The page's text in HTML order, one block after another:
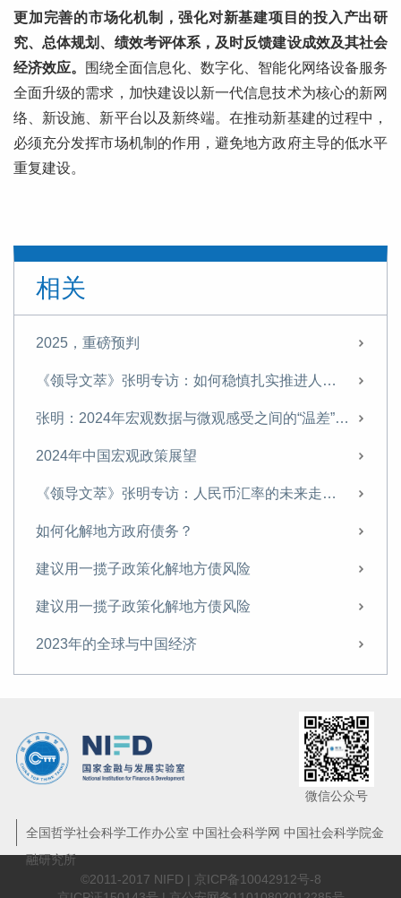
更加完善的市场化机制，强化对新基建项目的投入产出研
究、总体规划、绩效考评体系，及时反馈建设成效及其社会
经济效应。 围绕全面信息化、数字化、智能化网络设备服务
全面升级的需求，加快建设以新一代信息技术为核心的新网
络、新设施、新平台以及新终端。在推动新基建的过程中，
必须充分发挥市场机制的作用，避免地方政府主导的低水平
重复建设。
相关
2025，重磅预判
《领导文萃》张明专访：如何稳慎扎实推进人民币国际化
张明：2024年宏观数据与微观感受之间的“温差”有望显著缩小
2024年中国宏观政策展望
《领导文萃》张明专访：人民币汇率的未来走势与制度改革
如何化解地方政府债务？
建议用一揽子政策化解地方债风险
建议用一揽子政策化解地方债风险
2023年的全球与中国经济
微信公众号
全国哲学社会科学工作办公室 中国社会科学网 中国社会科学院金
融研究所
©2011-2017 NIFD | 京ICP备10042912号-8